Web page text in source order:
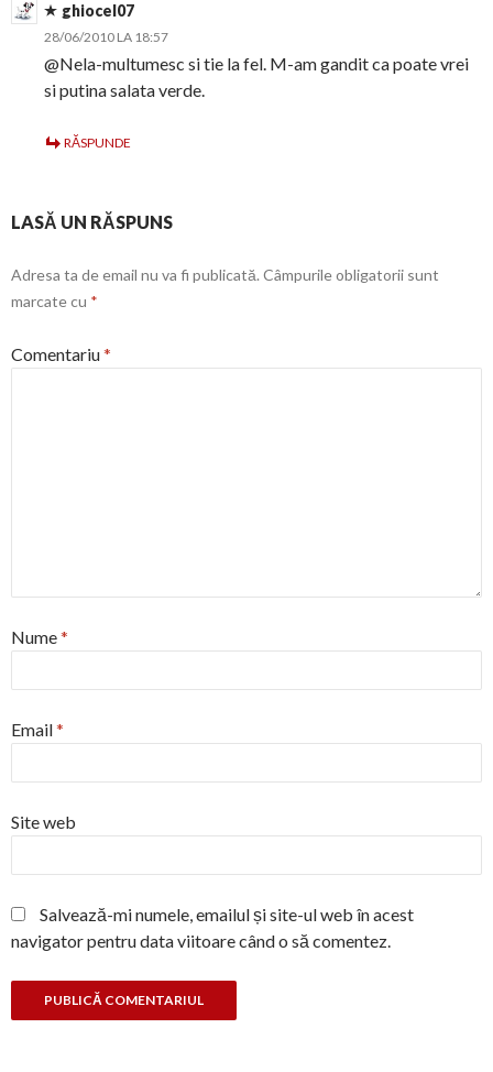
ghiocel07
28/06/2010 LA 18:57
@Nela-multumesc si tie la fel. M-am gandit ca poate vrei
si putina salata verde.
RĂSPUNDE
LASĂ UN RĂSPUNS
Adresa ta de email nu va fi publicată. Câmpurile obligatorii sunt
marcate cu *
Comentariu*
Nume*
Email*
Site web
Salvează-mi numele, emailul și site-ul web în acest
navigator pentru data viitoare când o să comentez.